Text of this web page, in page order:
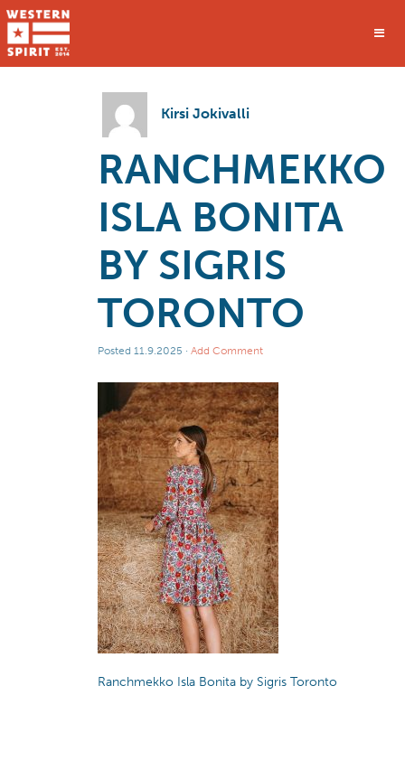
Kirsi Jokivalli
RANCHMEKKO
ISLA BONITA
BY SIGRIS
TORONTO
Posted 11.9.2025 · Add Comment
Ranchmekko Isla Bonita by Sigris Toronto